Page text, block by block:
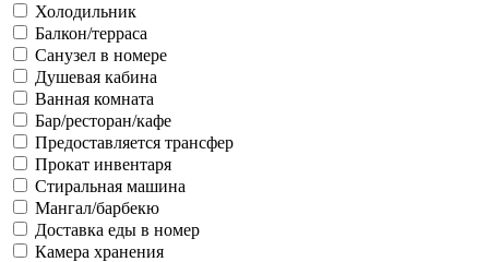
Холодильник
Балкон/терраса
Санузел в номере
Душевая кабина
Ванная комната
Бар/ресторан/кафе
Предоставляется трансфер
Прокат инвентаря
Стиральная машина
Мангал/барбекю
Доставка еды в номер
Камера хранения